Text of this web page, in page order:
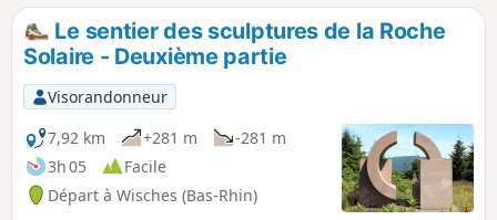
Le sentier des sculptures de la Roche
Solaire - Deuxième partie
Visorandonneur
7,92 km
+281 m
-281 m
3h 05
Facile
Départ à Wisches (Bas-Rhin)